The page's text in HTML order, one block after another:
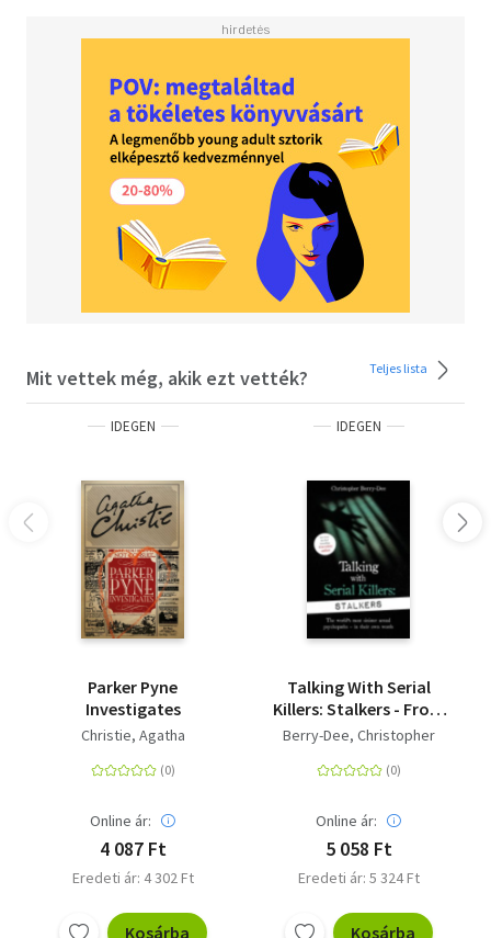
Mit vettek még, akik ezt vették? Teljes lista
IDEGEN
Parker Pyne
Investigates
Christie, Agatha
Online ár:
4 087 Ft
Eredeti ár: 4 302 Ft
Kosárba
IDEGEN
Talking With Serial
Killers: Stalkers - From
the UK's No. 1 True
Berry-Dee, Christopher
Online ár:
5 058 Ft
Eredeti ár: 5 324 Ft
Kosárba